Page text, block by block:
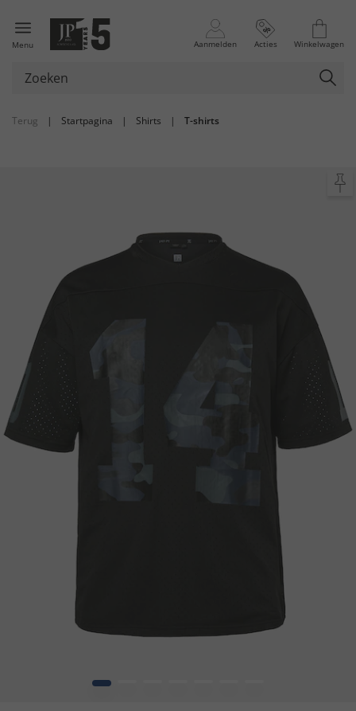
Menu Aanmelden Acties Winkelwagen
Terug | Startpagina | Shirts | T-shirts
1